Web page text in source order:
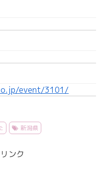
event/3101/
新潟県
ンク